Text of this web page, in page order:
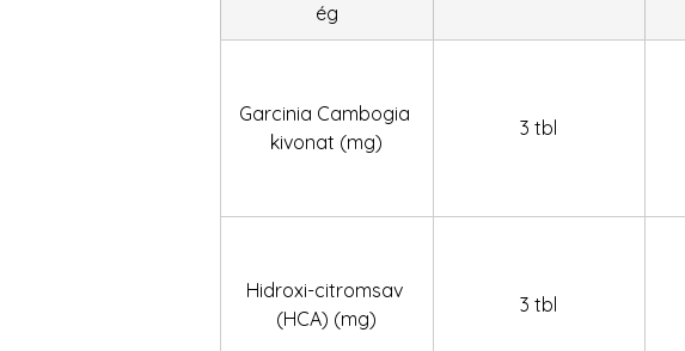
ég
Garcinia Cambogia
kivonat (mg)
3 tbl
Hidroxi-citromsav
(HCA) (mg)
3 tbl